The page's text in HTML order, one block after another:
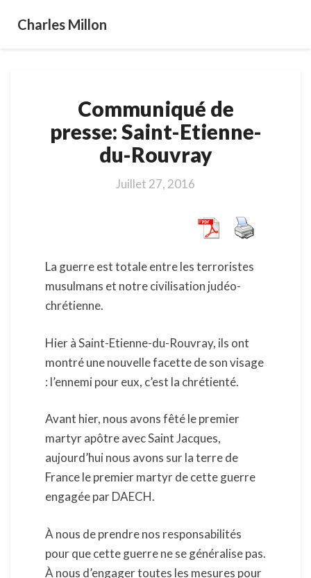
Charles Millon
de
presse:
Saint-
Etienne-
du-
Rouvray
Communiqué de
presse: Saint-Etienne-
du-Rouvray
Juillet 27, 2016
La guerre est totale entre les terroristes
musulmans et notre civilisation judéo-
chrétienne.
Hier à Saint-Etienne-du-Rouvray, ils ont
montré une nouvelle facette de son visage
: l’ennemi pour eux, c’est la chrétienté.
Avant hier, nous avons fêté le premier
martyr apôtre avec Saint Jacques,
aujourd’hui nous avons sur la terre de
France le premier martyr de cette guerre
engagée par DAECH.
À nous de prendre nos responsabilités
pour que cette guerre ne se généralise pas.
À nous d’engager toutes les mesures pour